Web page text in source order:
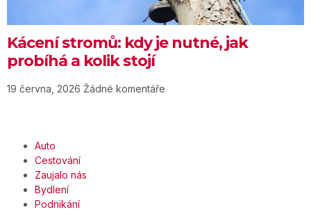
Kácení stromů: kdy je nutné, jak
probíhá a kolik stojí
19 června, 2026 Žádné komentáře
Auto
Cestování
Zaujalo nás
Bydlení
Podnikání